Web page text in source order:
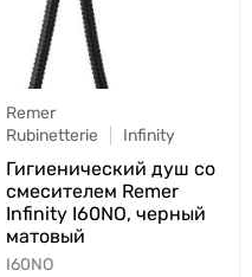
Remer
Rubinetterie
Infinity
Гигиенический душ со
смесителем Remer
Infinity I60NO, черный
матовый
I60NO